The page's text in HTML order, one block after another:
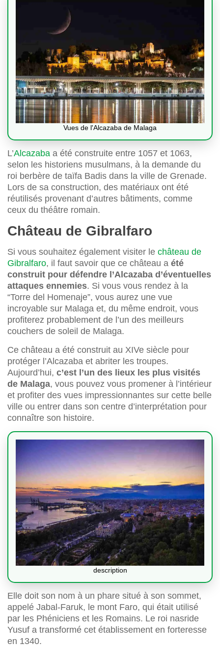
Vues de l'Alcazaba de Malaga
L’Alcazaba a été construite entre 1057 et 1063,
selon les historiens musulmans, à la demande du
roi berbère de taïfa Badis dans la ville de Grenade.
Lors de sa construction, des matériaux ont été
réutilisés provenant d’autres bâtiments, comme
ceux du théâtre romain.
Château de Gibralfaro
Si vous souhaitez également visiter le château de
Gibralfaro, il faut savoir que ce château a été
construit pour défendre l’Alcazaba d’éventuelles
attaques ennemies. Si vous vous rendez à la
“Torre del Homenaje”, vous aurez une vue
incroyable sur Malaga et, du même endroit, vous
profiterez probablement de l’un des meilleurs
couchers de soleil de Malaga.
Ce château a été construit au XIVe siècle pour
protéger l’Alcazaba et abriter les troupes.
Aujourd’hui, c’est l’un des lieux les plus visités
de Malaga, vous pouvez vous promener à l’intérieur
et profiter des vues impressionnantes sur cette belle
ville ou entrer dans son centre d’interprétation pour
connaître son histoire.
description
Elle doit son nom à un phare situé à son sommet,
appelé Jabal-Faruk, le mont Faro, qui était utilisé
par les Phéniciens et les Romains. Le roi nasride
Yusuf a transformé cet établissement en forteresse
en 1340.